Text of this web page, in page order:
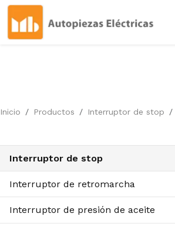
Inicio Productos Interruptor de stop
Interruptor de stop
Interruptor de retromarcha
Interruptor de presión de aceite